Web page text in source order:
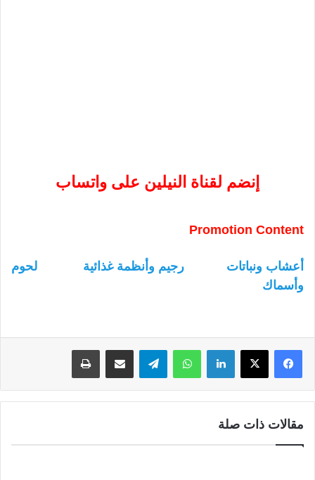
إنضم لقناة النيلين على واتساب
Promotion Content
أعشاب ونباتات رجيم وأنظمة غذائية
لحوم
وأسماك
لينكدإن واتساب
مقالات ذات صلة